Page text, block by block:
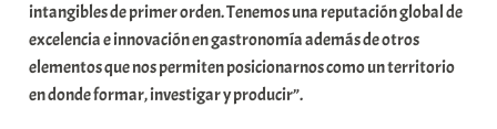
intangibles de primer orden. Tenemos una reputación global de
excelencia e innovación en gastronomía además de otros
elementos que nos permiten posicionarnos como un territorio
en donde formar, investigar y producir”.